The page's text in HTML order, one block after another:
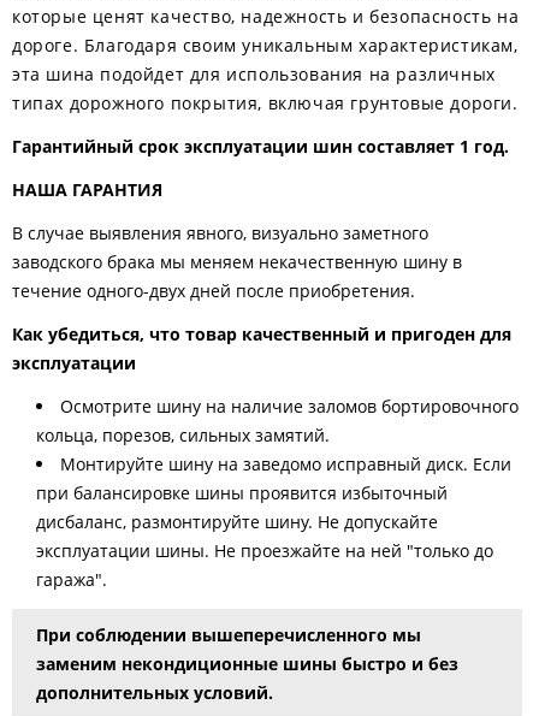
которые ценят качество, надежность и безопасность на
дороге. Благодаря своим уникальным характеристикам,
эта шина подойдет для использования на различных
типах дорожного покрытия, включая грунтовые дороги.
Гарантийный срок эксплуатации шин составляет 1 год.
НАША ГАРАНТИЯ
В случае выявления явного, визуально заметного
заводского брака мы меняем некачественную шину в
течение одного-двух дней после приобретения.
Как убедиться, что товар качественный и пригоден для
эксплуатации
Осмотрите шину на наличие заломов бортировочного
кольца, порезов, сильных замятий.
Монтируйте шину на заведомо исправный диск. Если
при балансировке шины проявится избыточный
дисбаланс, размонтируйте шину. Не допускайте
эксплуатации шины. Не проезжайте на ней "только до
гаража".
При соблюдении вышеперечисленного мы
заменим некондиционные шины быстро и без
дополнительных условий.